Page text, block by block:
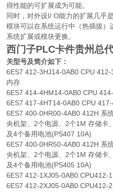
得性能的可扩展成为可能。
同时，对外设I/ O能力的扩展几乎
模块可以在系统运行中（热插拔
系统扩展或模块更换。
西门子PLC卡件贵州总
关型号及简介如下：
6ES7 412-3HJ14-0AB0 CPU
内存
6ES7 414-4HM14-0AB0 CPU
6ES7 417-4HT14-0AB0 CPU
6ES7 400-0HR00-4AB0 412H 系
央机架、2个电源、2个1M 存储卡
及4个备用电池(PS407 10A)
6ES7 400-0HR50-4AB0 412H 系
央机架、2个电源、2个1M 存储卡
及4个备用电池(PS405 10A)
6ES7 412-1XJ05-0AB0 CPU412-
6ES7 412-2XJ05-0AB0 CPU412-